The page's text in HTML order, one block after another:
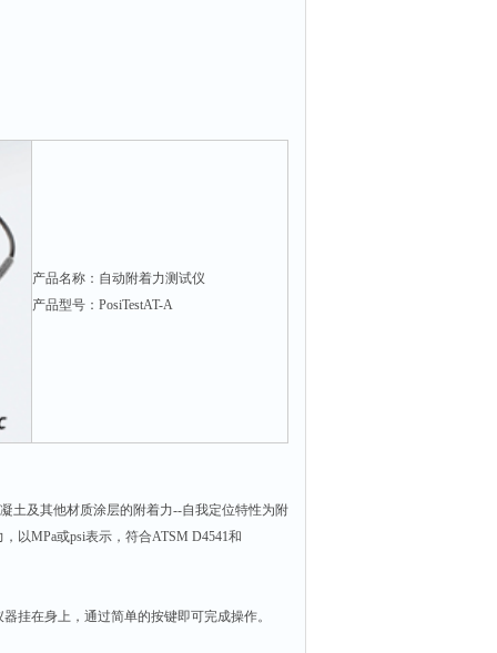
产品名称：自动附着力测试仪
产品型号：PosiTestAT-A
土及其他材质涂层的附着力--自我定位特性为附
以MPa或psi表示，符合ATSM D4541和
挂在身上，通过简单的按键即可完成操作。